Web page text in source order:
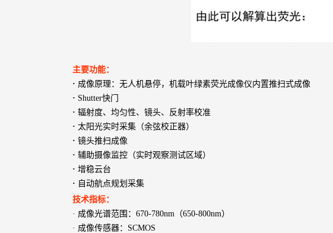
主要功能：
· 成像原理：无人机悬停，机载叶绿素荧光成像仪内置推扫式成像
· Shutter快门
· 辐射度、均匀性、镜头、反射率校准
· 太阳光实时采集（余弦校正器）
· 镜头推扫成像
· 辅助摄像监控（实时观察测试区域）
· 增稳云台
· 自动航点规划采集
技术指标：
· 成像光谱范围：670-780nm（650-800nm）
· 成像传感器：SCMOS